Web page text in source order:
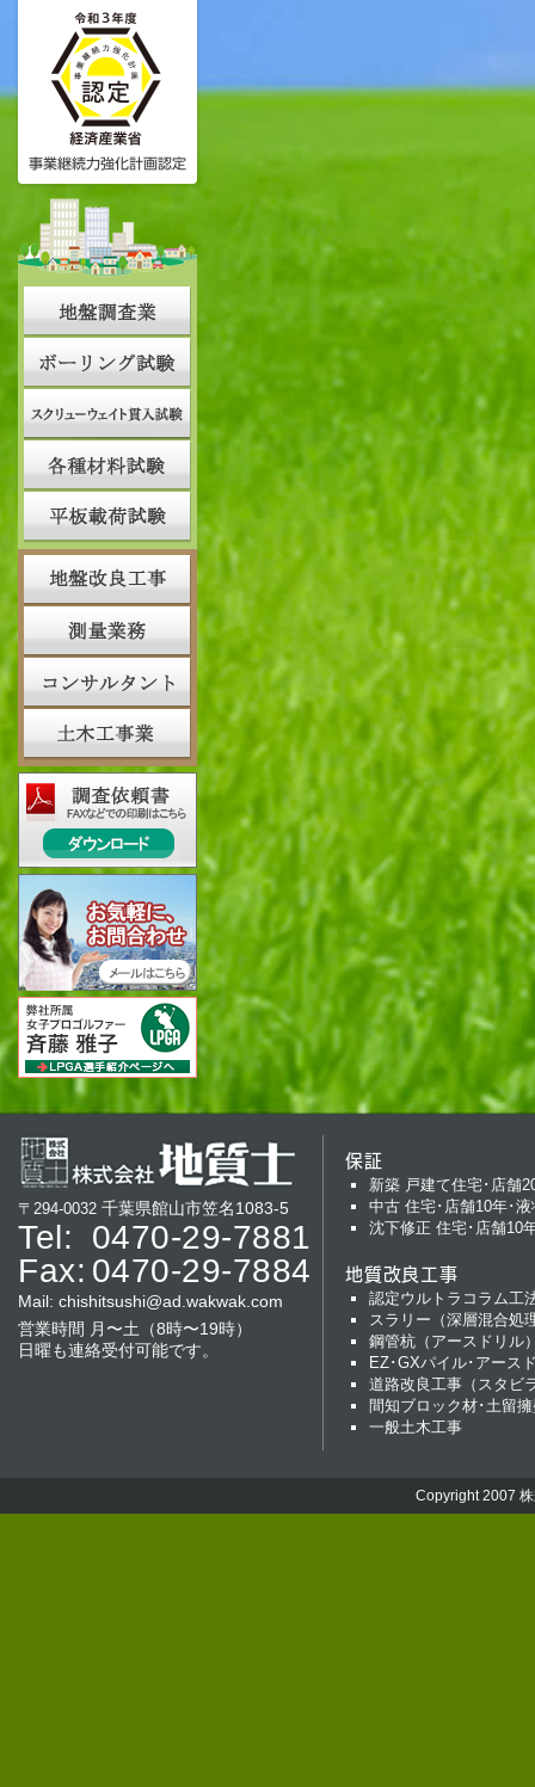
〒294-0032 千葉県館山市笠名1083-5
Tel:
0470-29-7881
Fax: 0470-29-7884
Mail: chishitsushi@ad.wakwak.com
営業時間 月〜土（8時〜19時）
日曜も連絡受付可能です。
保証
新築 戸建て住宅･店舗
中古 住宅･店舗10年･液
沈下修正 住宅･店舗10
地質改良工事
認定ウルトラコラム工
スラリー（深層混合処
鋼管杭（アースドリル
EZ･GXパイル･アース
道路改良工事（スタビ
間知ブロック材･土留
一般土木工事
Copyright 2007